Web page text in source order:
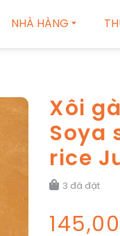
NHÀ HÀNG
Xôi
Soya
rice
3 đã đặt